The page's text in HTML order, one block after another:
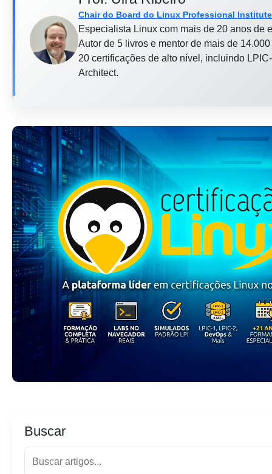
Chair do Board do Linux Professional Institute
Especialista Linux com mais de 20 anos de
Autor de 5 livros e mentor de mais de
20 certificações de alto nível, incluindo
Architect.
Buscar